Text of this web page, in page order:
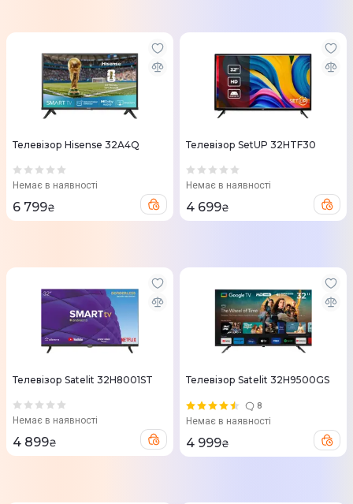
Телевізор Hisense 32A4Q
Немає в наявності
6 799₴
Телевізор SetUP 32HTF30
Немає в наявності
4 699₴
Телевізор Satelit 32H8001ST
Немає в наявності
4 899₴
Телевізор Satelit 32H9500GS
8
Немає в наявності
4 999₴